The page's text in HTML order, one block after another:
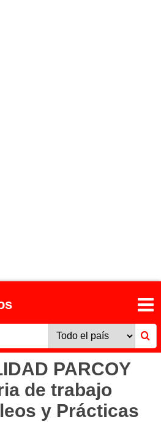
PARCOY
de trabajo
y Prácticas